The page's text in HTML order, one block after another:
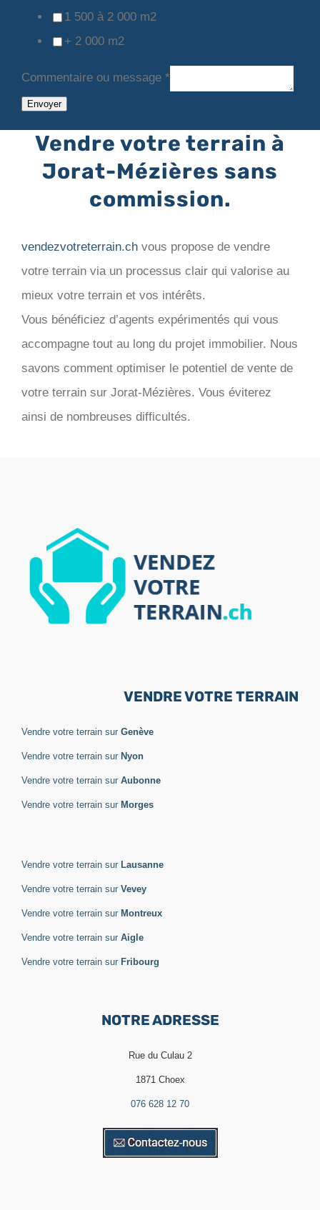
1 500 à 2 000 m2
+ 2 000 m2
Commentaire ou message *
Envoyer
Vendre votre terrain à
Jorat-Mézières sans
commission.
vendezvotreterrain.ch vous propose de vendre
votre terrain via un processus clair qui valorise au
mieux votre terrain et vos intérêts.
Vous bénéficiez d’agents expérimentés qui vous
accompagne tout au long du projet immobilier. Nous
savons comment optimiser le potentiel de vente de
votre terrain sur Jorat-Mézières. Vous éviterez
ainsi de nombreuses difficultés.
VENDRE VOTRE TERRAIN
Vendre votre terrain sur Genève
Vendre votre terrain sur Nyon
Vendre votre terrain sur Aubonne
Vendre votre terrain sur Morges
Vendre votre terrain sur Lausanne
Vendre votre terrain sur Vevey
Vendre votre terrain sur Montreux
Vendre votre terrain sur Aigle
Vendre votre terrain sur Fribourg
NOTRE ADRESSE
Rue du Culau 2
1871 Choex
076 628 12 70